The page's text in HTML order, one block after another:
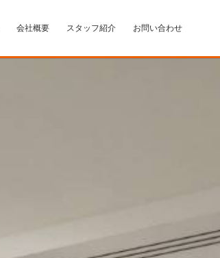
会社概要 スタッフ紹介 お問い合わせ